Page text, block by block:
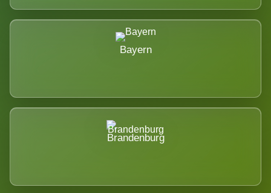
Bayern
Brandenburg